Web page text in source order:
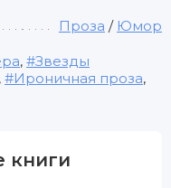
Проза / Юмор
,
Звезды
, Ироничная проза,
книги